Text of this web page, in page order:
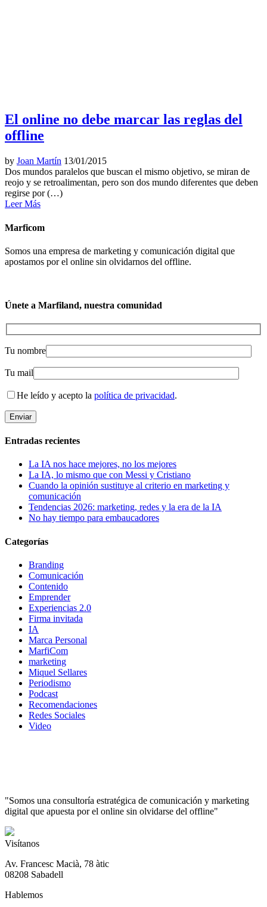
El online no debe marcar las reglas del
offline
by Joan Martín 13/01/2015
Dos mundos paralelos que buscan el mismo objetivo, se miran de
reojo y se retroalimentan, pero son dos mundo diferentes que deben
regirse por (…)
Leer Más
Marficom
Somos una empresa de marketing y comunicación digital que
apostamos por el online sin olvidarnos del offline.
Únete a Marfiland, nuestra comunidad
Tu nombre
Tu mail
He leído y acepto la política de privacidad.
Entradas recientes
La IA nos hace mejores, no los mejores
La IA, lo mismo que con Messi y Cristiano
Cuando la opinión sustituye al criterio en marketing y
comunicación
Tendencias 2026: marketing, redes y la era de la IA
No hay tiempo para embaucadores
Categorías
Branding
Comunicación
Contenido
Emprender
Experiencias 2.0
Firma invitada
IA
Marca Personal
MarfiCom
marketing
Miquel Sellares
Periodismo
Podcast
Recomendaciones
Redes Sociales
Video
"Somos una consultoría estratégica de comunicación y marketing
digital que apuesta por el online sin olvidarse del offline"
Visítanos
Av. Francesc Macià, 78 àtic
08208 Sabadell
Hablemos